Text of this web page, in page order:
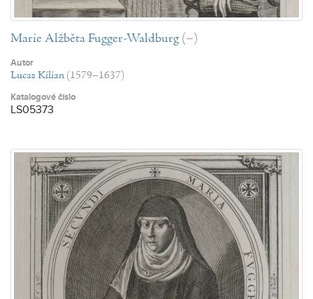
Marie Alžběta Fugger-Waldburg (–)
Autor
Lucas Kilian (1579–1637)
Katalogové číslo
LS05373